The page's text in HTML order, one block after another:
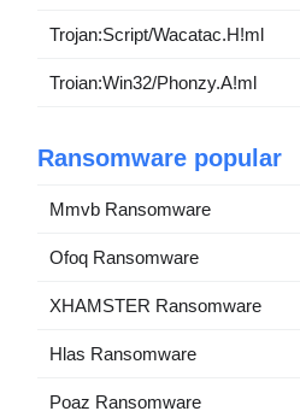
Trojan:Script/Wacatac.H!ml
Troian:Win32/Phonzy.A!ml
Ransomware popular
Mmvb Ransomware
Ofoq Ransomware
XHAMSTER Ransomware
Hlas Ransomware
Poaz Ransomware